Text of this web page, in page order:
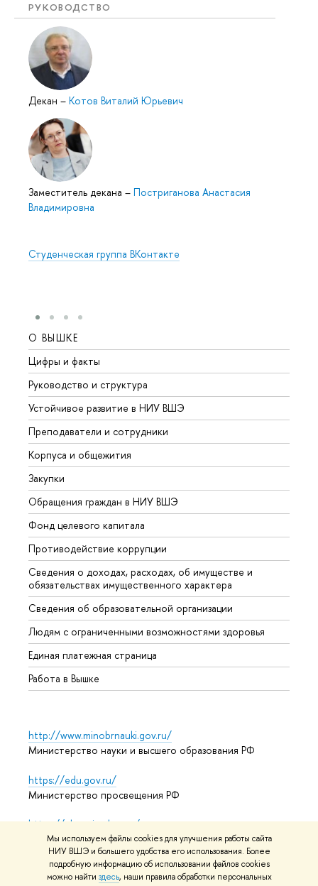
Мы используем файлы cookies для улучшения работы сайта
НИУ ВШЭ и большего удобства его использования. Более
подробную информацию об использовании файлов cookies
можно найти здесь, наши правила обработки персональных
РУКОВОДСТВО
Декан – Котов Виталий Юрьевич
Заместитель декана – Постриганова Анастасия
Владимировна
Студенческая группа ВКонтакте
О ВЫШКЕ
Цифры и факты
Руководство и структура
Устойчивое развитие в НИУ ВШЭ
Преподаватели и сотрудники
Корпуса и общежития
Закупки
Обращения граждан в НИУ ВШЭ
Фонд целевого капитала
Противодействие коррупции
Сведения о доходах, расходах, об имуществе и
обязательствах имущественного характера
Сведения об образовательной организации
Людям с ограниченными возможностями здоровья
Единая платежная страница
Работа в Вышке
http://www.minobrnauki.gov.ru/
Министерство науки и высшего образования РФ
https://edu.gov.ru/
Министерство просвещения РФ
https://elearning.hse.ru/mooc
Массовые открытые онлайн-курсы